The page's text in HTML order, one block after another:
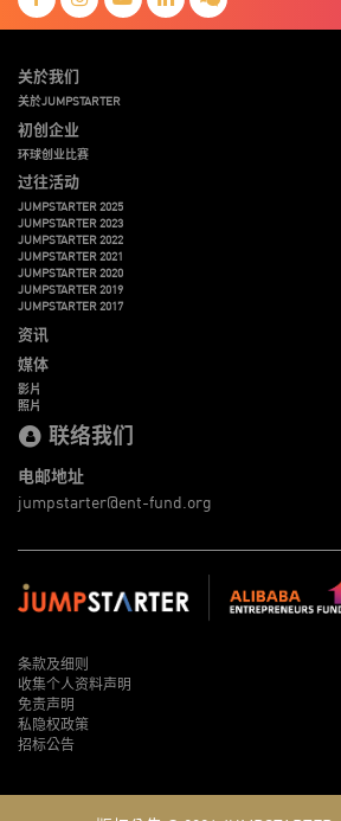
关於我们
关於JUMPSTARTER
初创企业
环球创业比赛
过往活动
JUMPSTARTER 2025
JUMPSTARTER 2023
JUMPSTARTER 2022
JUMPSTARTER 2021
JUMPSTARTER 2020
JUMPSTARTER 2019
JUMPSTARTER 2017
资讯
媒体
影片
照片
联络我们
电邮地址
jumpstarter@ent-fund.org
条款及细则
收集个人资料声明
免责声明
私隐权政策
招标公告